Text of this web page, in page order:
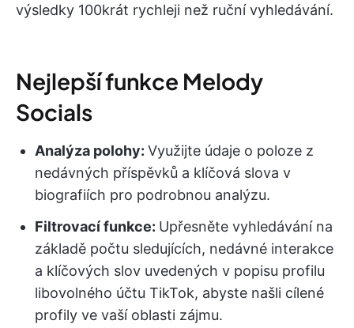
výsledky 100krát rychleji než ruční vyhledávání.
Nejlepší funkce Melody
Socials
Analýza polohy: Využijte údaje o poloze z
nedávných příspěvků a klíčová slova v
biografiích pro podrobnou analýzu.
Filtrovací funkce: Upřesněte vyhledávání na
základě počtu sledujících, nedávné interakce
a klíčových slov uvedených v popisu profilu
libovolného účtu TikTok, abyste našli cílené
profily ve vaší oblasti zájmu.